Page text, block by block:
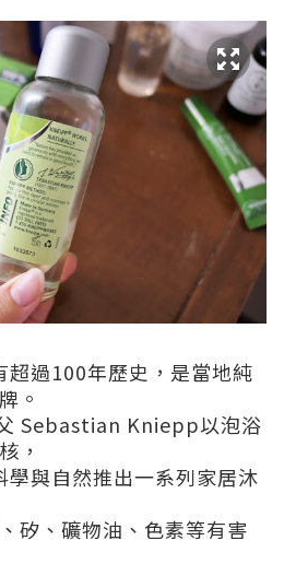
過100年歷史，是當地純
。
Sebastian Kniepp以泡浴
，
與自然推出一系列家居沐
矽、礦物油、色素等有害